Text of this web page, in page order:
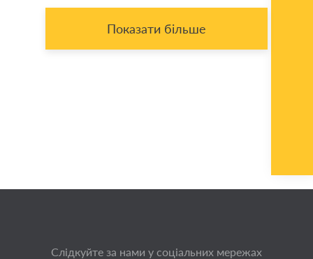
Показати більше
Слідкуйте за нами у соціальних мережах